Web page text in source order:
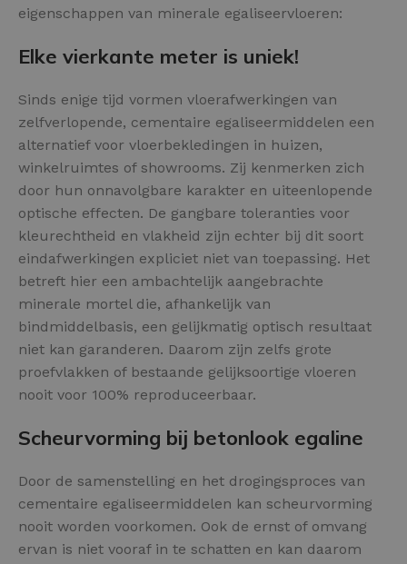
eigenschappen van minerale egaliseervloeren:
Elke vierkante meter is uniek!
Sinds enige tijd vormen vloerafwerkingen van
zelfverlopende, cementaire egaliseermiddelen een
alternatief voor vloerbekledingen in huizen,
winkelruimtes of showrooms. Zij kenmerken zich
door hun onnavolgbare karakter en uiteenlopende
optische effecten. De gangbare toleranties voor
kleurechtheid en vlakheid zijn echter bij dit soort
eindafwerkingen expliciet niet van toepassing. Het
betreft hier een ambachtelijk aangebrachte
minerale mortel die, afhankelijk van
bindmiddelbasis, een gelijkmatig optisch resultaat
niet kan garanderen. Daarom zijn zelfs grote
proefvlakken of bestaande gelijksoortige vloeren
nooit voor 100% reproduceerbaar.
Scheurvorming bij betonlook egaline
Door de samenstelling en het drogingsproces van
cementaire egaliseermiddelen kan scheurvorming
nooit worden voorkomen. Ook de ernst of omvang
ervan is niet vooraf in te schatten en kan daarom